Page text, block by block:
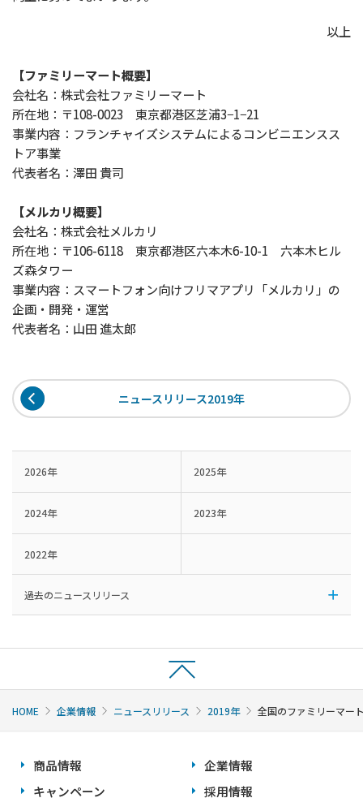
以上
【ファミリーマート概要】
会社名：株式会社ファミリーマート
所在地：〒108-0023 東京都港区芝浦3−1−21
事業内容：フランチャイズシステムによるコンビニエンスス
トア事業
代表者名：澤田 貴司
【メルカリ概要】
会社名：株式会社メルカリ
所在地：〒106-6118 東京都港区六本木6-10-1 六本木ヒル
ズ森タワー
事業内容：スマートフォン向けフリマアプリ「メルカリ」の
企画・開発・運営
代表者名：山田 進太郎
ニュースリリース2019年
2026年 2025年
2024年 2023年
2022年
過去のニュースリリース
HOME 企業情報 ニュースリリース 2019年 全国のファミリーマー
商品情報
キャンペーン
企業情報
採用情報